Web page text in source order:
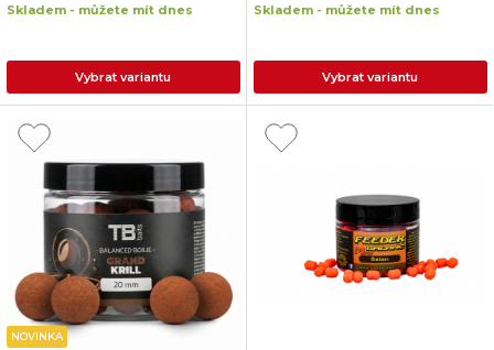
Skladem - můžete mít dnes
Vybrat variantu
Skladem - můžete mít dnes
Vybrat variantu
NOVINKA